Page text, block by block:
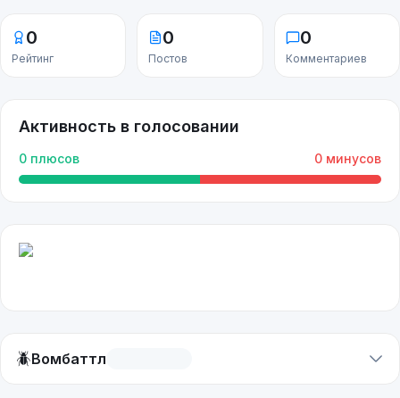
0
Рейтинг
0
Постов
0
Комментариев
Активность в голосовании
0 плюсов 0 минусов
🪲Вомбаттл